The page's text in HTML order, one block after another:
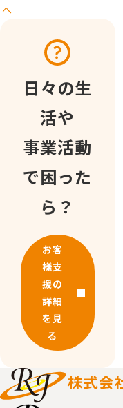
へ
日々の生
活や
事業活動
で困った
ら？
お客
様支
援の
詳細
を見
る